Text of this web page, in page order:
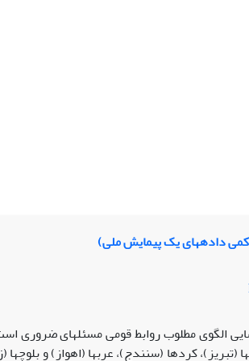
کمی دادههای یک پیمایش ملی)
ترکها (تبریز)، کردها (سنندج)، عربها